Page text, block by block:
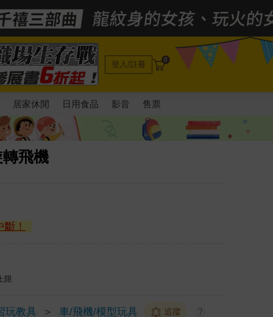
登入/註冊 0
居家休閒 日用食品 影音 售票
飛機
！
限
玩教具 ＞ 車/飛機/模型玩具 追蹤 ?